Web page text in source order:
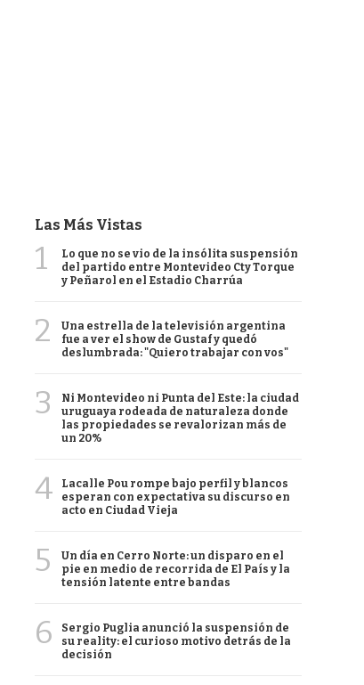
Las Más Vistas
1
Lo que no se vio de la insólita suspensión
del partido entre Montevideo Cty Torque
y Peñarol en el Estadio Charrúa
2
Una estrella de la televisión argentina
fue a ver el show de Gustaf y quedó
deslumbrada: "Quiero trabajar con vos"
3
Ni Montevideo ni Punta del Este: la ciudad
uruguaya rodeada de naturaleza donde
las propiedades se revalorizan más de
un 20%
4
Lacalle Pou rompe bajo perfil y blancos
esperan con expectativa su discurso en
acto en Ciudad Vieja
5
Un día en Cerro Norte: un disparo en el
pie en medio de recorrida de El País y la
tensión latente entre bandas
6
Sergio Puglia anunció la suspensión de
su reality: el curioso motivo detrás de la
decisión